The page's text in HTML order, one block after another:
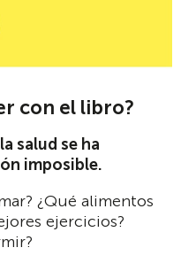
con el libro?
salud se ha
imposible.
¿Qué alimentos
ejercicios?